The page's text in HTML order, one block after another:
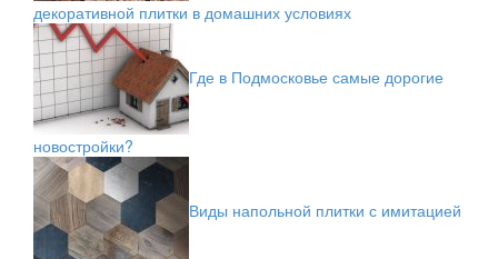
декоративной плитки в домашних условиях
Где в Подмосковье самые дорогие
новостройки?
Виды напольной плитки с имитацией